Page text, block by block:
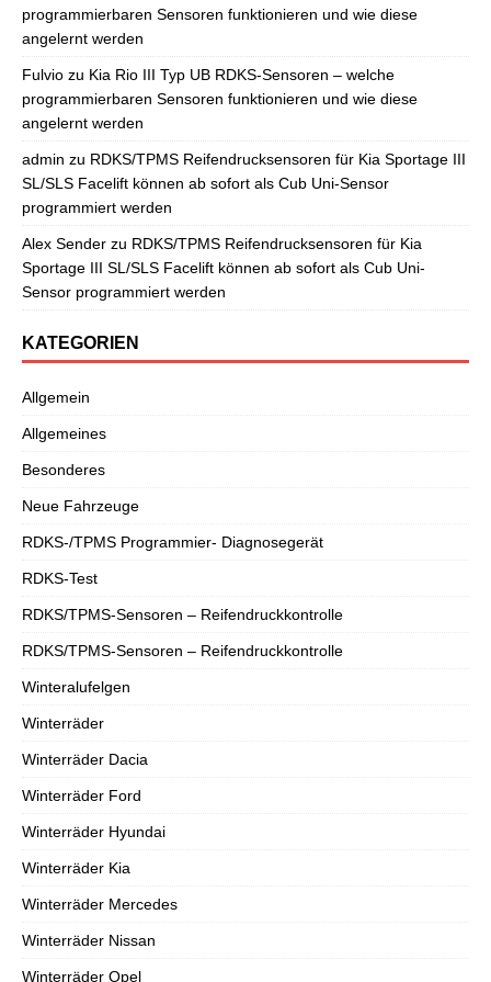
programmierbaren Sensoren funktionieren und wie diese
angelernt werden
Fulvio zu Kia Rio III Typ UB RDKS-Sensoren – welche
programmierbaren Sensoren funktionieren und wie diese
angelernt werden
admin zu RDKS/TPMS Reifendrucksensoren für Kia Sportage III
SL/SLS Facelift können ab sofort als Cub Uni-Sensor
programmiert werden
Alex Sender zu RDKS/TPMS Reifendrucksensoren für Kia
Sportage III SL/SLS Facelift können ab sofort als Cub Uni-
Sensor programmiert werden
KATEGORIEN
Allgemein
Allgemeines
Besonderes
Neue Fahrzeuge
RDKS-/TPMS Programmier- Diagnosegerät
RDKS-Test
RDKS/TPMS-Sensoren – Reifendruckkontrolle
RDKS/TPMS-Sensoren – Reifendruckkontrolle
Winteralufelgen
Winterräder
Winterräder Dacia
Winterräder Ford
Winterräder Hyundai
Winterräder Kia
Winterräder Mercedes
Winterräder Nissan
Winterräder Opel